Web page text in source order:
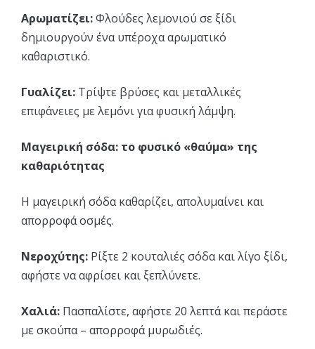
Αρωματίζει:Φλούδες λεμονιού σε ξίδι
δημιουργούν ένα υπέροχα αρωματικό
καθαριστικό.
Γυαλίζει: Τρίψτε βρύσες και μεταλλικές
επιφάνειες με λεμόνι για φυσική λάμψη.
Μαγειρική σόδα: το φυσικό «θαύμα» της
καθαριότητας
Η μαγειρική σόδα καθαρίζει, απολυμαίνει και
απορροφά οσμές.
Νεροχύτης: Ρίξτε 2 κουταλιές σόδα και λίγο ξίδι,
αφήστε να αφρίσει και ξεπλύνετε.
Χαλιά: Πασπαλίστε, αφήστε 20 λεπτά και περάστε
με σκούπα – απορροφά μυρωδιές.